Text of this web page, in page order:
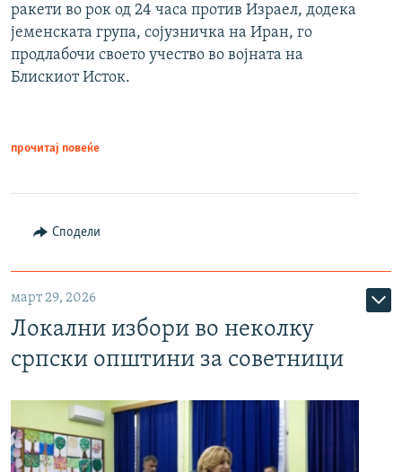
ракети во рок од 24 часа против Израел, додека
јеменската група, сојузничка на Иран, го
продлабочи своето учество во војната на
Блискиот Исток.
прочитај повеќе
Сподели
март 29, 2026
Локални избори во неколку
српски општини за советници